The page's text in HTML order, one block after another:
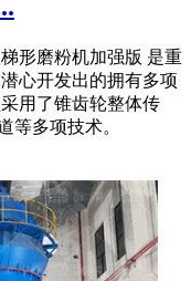
形磨粉机加强版 是重
心开发出的拥有多项
用了锥齿轮整体传
等多项技术。